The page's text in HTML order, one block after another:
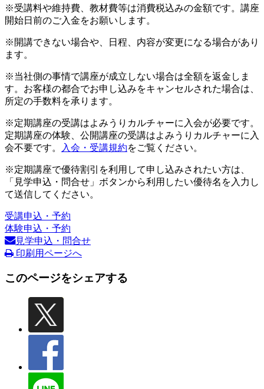
※受講料や維持費、教材費等は消費税込みの金額です。講座
開始日前のご入金をお願いします。
※開講できない場合や、日程、内容が変更になる場合があり
ます。
※当社側の事情で講座が成立しない場合は全額を返金しま
す。お客様の都合でお申し込みをキャンセルされた場合は、
所定の手数料を承ります。
※定期講座の受講はよみうりカルチャーに入会が必要です。
定期講座の体験、公開講座の受講はよみうりカルチャーに入
会不要です。
入会・受講規約をご覧ください。
※定期講座で優待割引を利用して申し込みされたい方は、
「見学申込・問合せ」ボタンから利用したい優待名を入力し
て送信してください。
受講申込・予約
体験申込・予約
見学申込・問合せ
印刷用ページへ
このページをシェアする